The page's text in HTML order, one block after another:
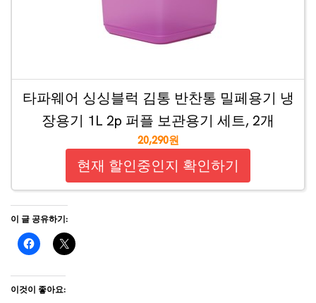
타파웨어 싱싱블럭 김통 반찬통 밀페용기 냉
장용기 1L 2p 퍼플 보관용기 세트, 2개
20,290원
현재 할인중인지 확인하기
이 글 공유하기:
이것이 좋아요: